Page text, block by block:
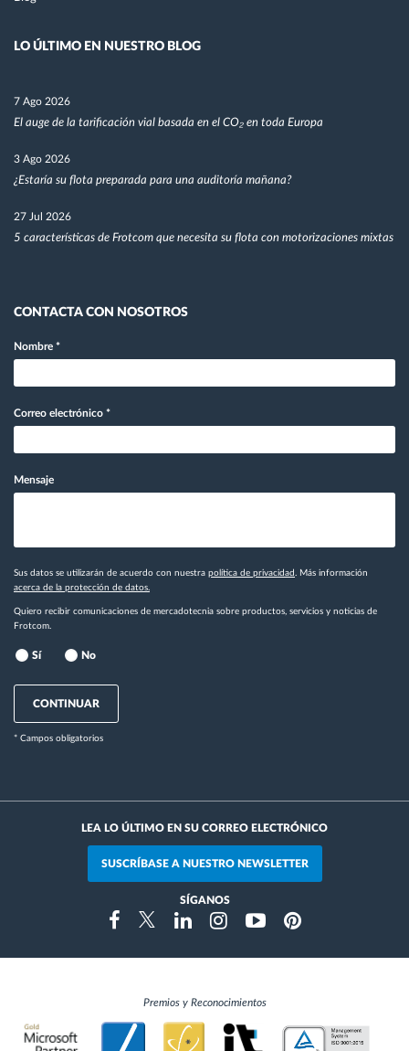
LO ÚLTIMO EN NUESTRO BLOG
7 Ago 2026
El auge de la tarificación vial basada en el CO₂ en toda Europa
3 Ago 2026
¿Estaría su flota preparada para una auditoría mañana?
27 Jul 2026
5 características de Frotcom que necesita su flota con motorizaciones mixtas
CONTACTA CON NOSOTROS
Nombre *
Correo electrónico *
Mensaje
Sus datos se utilizarán de acuerdo con nuestra política de privacidad . Más información
acerca de la protección de datos.
Quiero recibir comunicaciones de mercadotecnia sobre productos, servicios y noticias de
Frotcom.
Sí No
CONTINUAR
* Campos obligatorios
LEA LO ÚLTIMO EN SU CORREO ELECTRÓNICO
SUSCRÍBASE A NUESTRO NEWSLETTER
SÍGANOS
FacebookTwitterLinkedinInstragramYoutubePinterest
Premios y Reconocimientos